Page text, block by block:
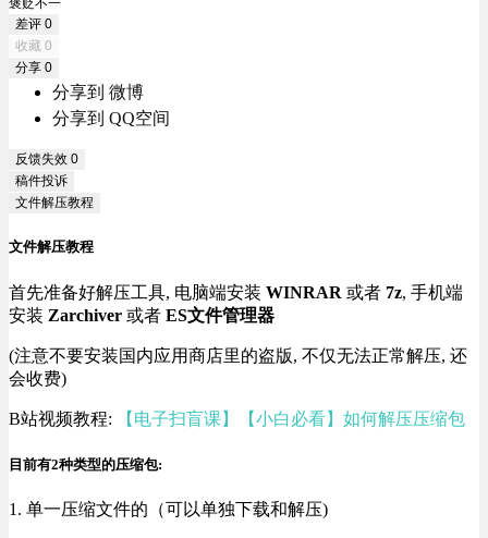
褒贬不一
差评 0
收藏 0
分享 0
分享到 微博
分享到 QQ空间
反馈失效 0
稿件投诉
文件解压教程
文件解压教程
首先准备好解压工具, 电脑端安装 WINRAR 或者 7z, 手机端
安装 Zarchiver 或者 ES文件管理器
(注意不要安装国内应用商店里的盗版, 不仅无法正常解压, 还
会收费)
B站视频教程: 【电子扫盲课】【小白必看】如何解压压缩包
目前有2种类型的压缩包:
1. 单一压缩文件的（可以单独下载和解压)